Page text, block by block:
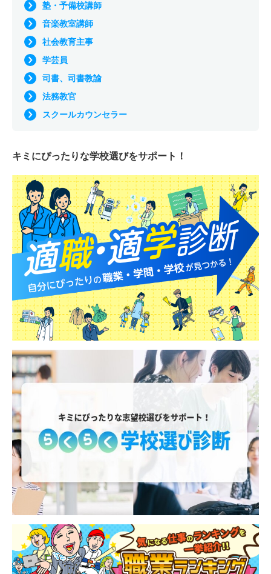
塾・予備校講師
音楽教室講師
社会教育主事
学芸員
司書、司書教諭
法務教官
スクールカウンセラー
キミにぴったりな学校選びをサポート！